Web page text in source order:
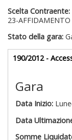
Scelta Contraente:
23-
Stato della gara:
Gare
190/2012 -
Gara
Data Inizio:
Data
Somme